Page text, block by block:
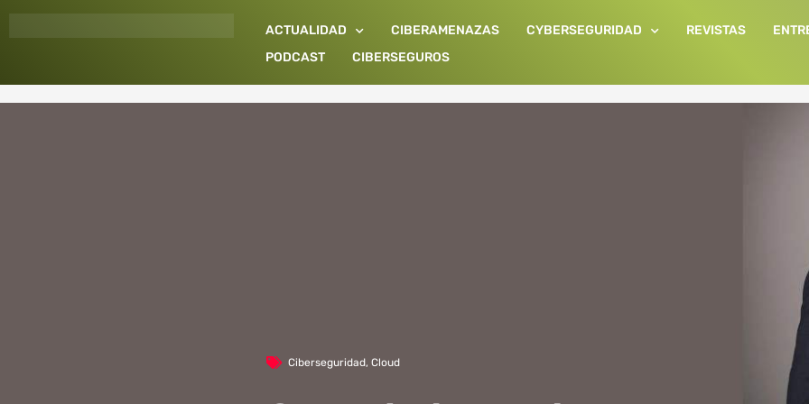
ACTUALIDAD CIBERAMENAZAS CYBERSEGURIDAD REVISTAS
PODCAST
CIBERSEGUROS
Ciberseguridad, Cloud